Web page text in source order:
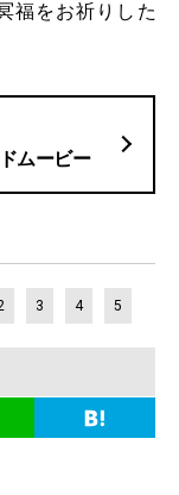
福をお祈りした
ムービー
3 4 5